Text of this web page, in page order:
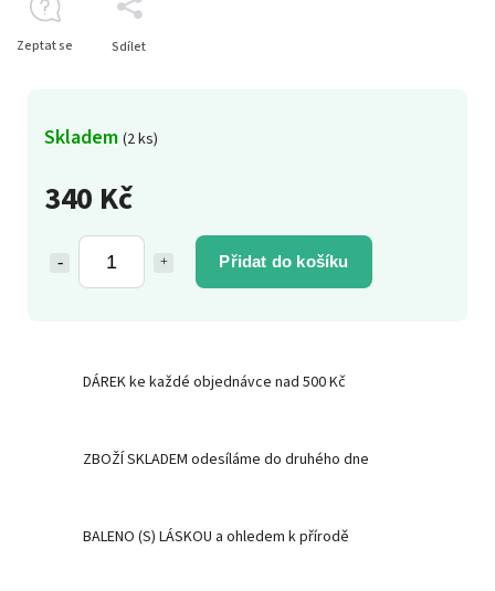
340 Kč
Přidat do košíku
Skladem (2 ks)
Zeptat se Sdílet
DÁREK ke každé objednávce nad 500 Kč
ZBOŽÍ SKLADEM odesíláme do druhého dne
BALENO (S) LÁSKOU a ohledem k přírodě